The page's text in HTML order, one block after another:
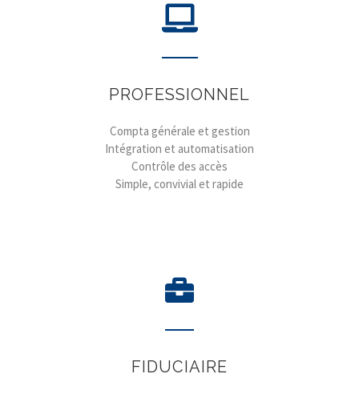
PROFESSIONNEL
Compta générale et gestion
Intégration et automatisation
Contrôle des accès
Simple, convivial et rapide
FIDUCIAIRE